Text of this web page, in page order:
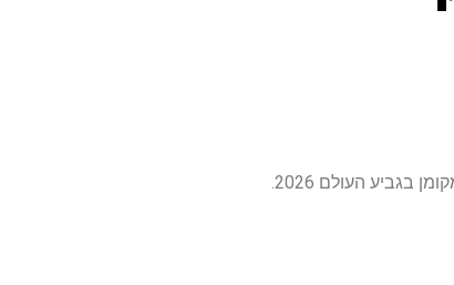
הזרם של קולומביה נגד פרו לייב הוא מוקדמות חיונית בדרום אמריקה שכן שתי המדינות מנסות להזמין את מקומן בגביע העולם 2026.